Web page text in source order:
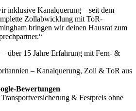
inklusive Kanalquerung – seit dem
Zollabwicklung mit ToR-
bringen wir deinen Hausrat zum
über 15 Jahre Erfahrung mit Fern- &
– Kanalquerung, Zoll & ToR aus
Bewertungen
& Festpreis ohne